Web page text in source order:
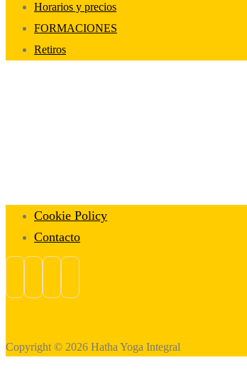
Horarios y precios
FORMACIONES
Retiros
Cookie Policy
Contacto
Copyright © 2026 Hatha Yoga Integral